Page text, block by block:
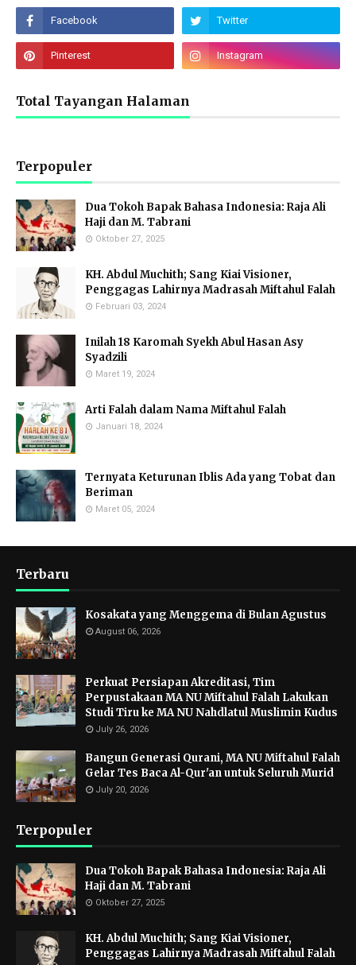
Total Tayangan Halaman
Terpopuler
Dua Tokoh Bapak Bahasa Indonesia: Raja Ali
Haji dan M. Tabrani
Oktober 27, 2025
KH. Abdul Muchith; Sang Kiai Visioner,
Penggagas Lahirnya Madrasah Miftahul Falah
Februari 03, 2024
Inilah 18 Karomah Syekh Abul Hasan Asy
Syadzili
Maret 19, 2024
Arti Falah dalam Nama Miftahul Falah
Januari 18, 2024
Ternyata Keturunan Iblis Ada yang Tobat dan
Beriman
Maret 05, 2024
Terbaru
Kosakata yang Menggema di Bulan Agustus
August 06, 2026
Perkuat Persiapan Akreditasi, Tim
Perpustakaan MA NU Miftahul Falah Lakukan
Studi Tiru ke MA NU Nahdlatul Muslimin Kudus
July 26, 2026
Bangun Generasi Qurani, MA NU Miftahul Falah
Gelar Tes Baca Al-Qur'an untuk Seluruh Murid
July 20, 2026
Terpopuler
Dua Tokoh Bapak Bahasa Indonesia: Raja Ali
Haji dan M. Tabrani
Oktober 27, 2025
KH. Abdul Muchith; Sang Kiai Visioner,
Penggagas Lahirnya Madrasah Miftahul Falah